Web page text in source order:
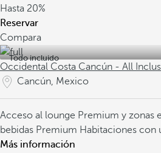
Hasta 20%
Reservar
Compara
Todo incluido
Occidental Costa Cancún - All
Cancún, Mexico
Acceso al lounge Premium y zonas
bebidas Premium Habitaciones con
Más información